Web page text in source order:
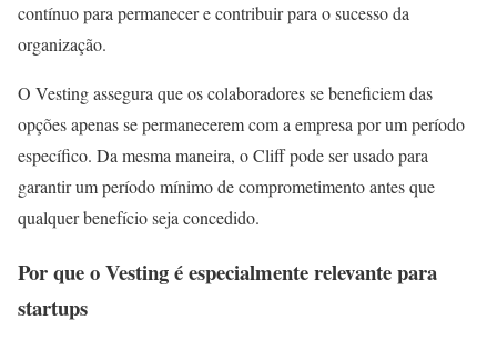
contínuo para permanecer e contribuir para o sucesso da
organização.
O Vesting assegura que os colaboradores se beneficiem das
opções apenas se permanecerem com a empresa por um período
específico. Da mesma maneira, o Cliff pode ser usado para
garantir um período mínimo de comprometimento antes que
qualquer benefício seja concedido.
Por que o Vesting é especialmente relevante para
startups